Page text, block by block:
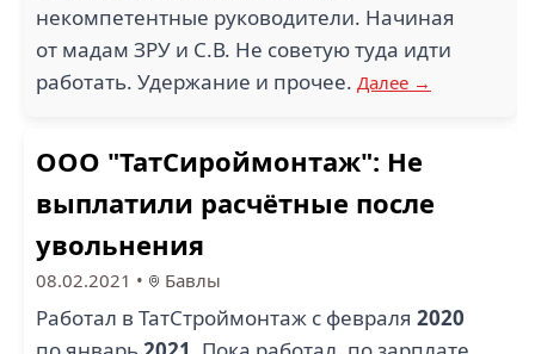
некомпетентные руководители. Начиная
от мадам ЗРУ и С.В. Не советую туда идти
работать. Удержание и прочее. Далее →
ООО "ТатСироймонтаж": Не
выплатили расчётные после
увольнения
08.02.2021 • Бавлы
Работал в ТатСтроймонтаж с февраля 2020